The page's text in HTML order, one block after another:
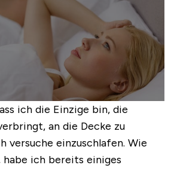
ich die Einzige bin, die
an die Decke zu
versuche einzuschlafen. Wie
habe ich bereits einiges